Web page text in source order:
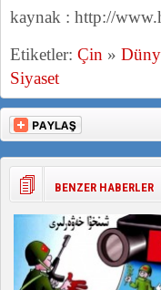
kaynak : http://
Etiketler: Çin »
Siyaset
BENZER HABERLER